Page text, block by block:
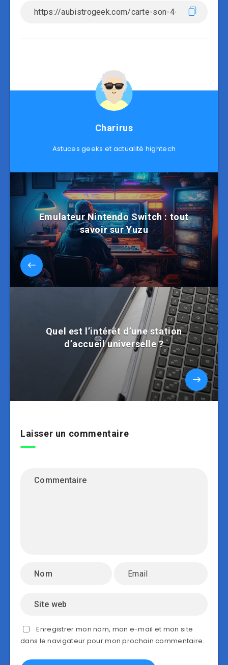
Charirus
Astuces geeks et actualité hightech
Emulateur Nintendo Switch : tout
savoir sur Yuzu
Quel est l’intérêt d’une station
d’accueil universelle ?
Laisser un commentaire
Enregistrer mon nom, mon e-mail et mon site
dans le navigateur pour mon prochain commentaire.